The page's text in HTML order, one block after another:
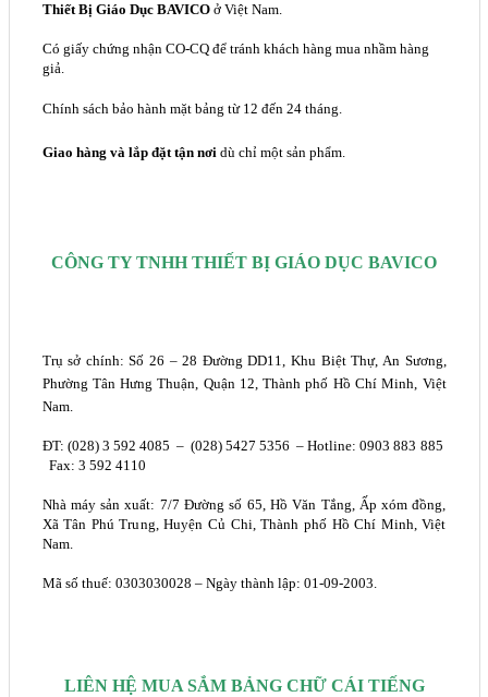
Thiết Bị Giáo Dục BAVICOở Việt Nam.
Có giấy chứng nhận CO-CQ để tránh khách hàng mua nhầm hàng
giả.
Chính sách bảo hành mặt bảng từ 12 đến 24 tháng.
Giao hàng và lắp đặt tận nơi dù chỉ một sản phẩm.
CÔNG TY TNHH THIẾT BỊ GIÁO DỤC BAVICO
Trụ sở chính: Số 26 – 28 Đường DD11, Khu Biệt Thự, An Sương,
Phường Tân Hưng Thuận, Quận 12, Thành phố Hồ Chí Minh, Việt
Nam.
ĐT: (028) 3 592 4085 – (028) 5427 5356 – Hotline: 0903 883 885
Fax: 3 592 4110
Nhà máy sản xuất: 7/7 Đường số 65, Hồ Văn Tắng, Ấp xóm đồng,
Xã Tân Phú Trung, Huyện Củ Chi, Thành phố Hồ Chí Minh, Việt
Nam.
Mã số thuế: 0303030028 – Ngày thành lập: 01-09-2003.
LIÊN HỆ MUA SẮM BẢNG CHỮ CÁI TIẾNG